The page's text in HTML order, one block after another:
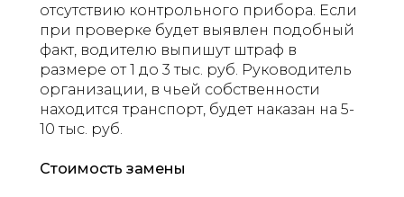
отсутствию контрольного прибора. Если
при проверке будет выявлен подобный
факт, водителю выпишут штраф в
размере от 1 до 3 тыс. руб. Руководитель
организации, в чьей собственности
находится транспорт, будет наказан на 5-
10 тыс. руб.
Стоимость замены